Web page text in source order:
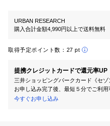
URBAN RESEARCH
購入合計金額4,990円以上で送料無料
取得予定ポイント数： 27 pt
提携クレジットカードで還元率UP
三井ショッピングパークカード《セ
お申し込み完了後、最短５分でご利用
今すぐお申し込み